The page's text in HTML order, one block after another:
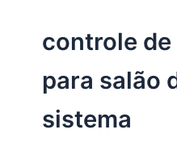
controle
para salão
sistema